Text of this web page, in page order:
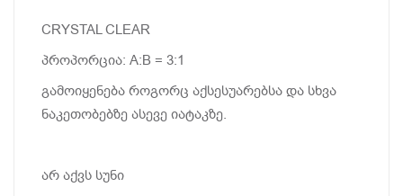
CRYSTAL CLEAR
პროპორცია: A:B = 3:1
გამოიყენება როგორც აქსესუარებსა და სხვა
ნაკეთობებზე ასევე იატაკზე.
არ აქვს სუნი